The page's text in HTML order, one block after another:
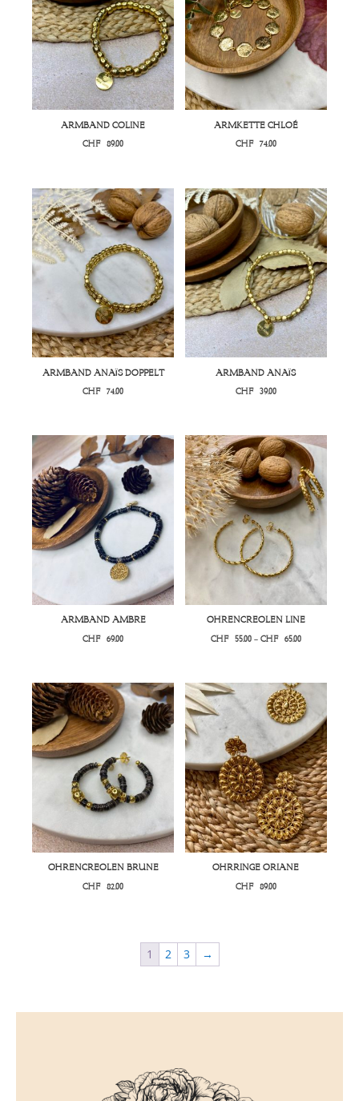
ARMBAND COLINE
CHF 89.00
ARMKETTE CHLOÉ
CHF 74.00
ARMBAND ANAÏS DOPPELT
CHF 74.00
ARMBAND ANAÏS
CHF 39.00
ARMBAND AMBRE
CHF 69.00
OHRENCREOLEN LINE
CHF 55.00 – CHF 65.00Preisspanne:
CHF65.00
OHRENCREOLEN BRUNE
CHF 82.00
OHRRINGE ORIANE
CHF 89.00
1 2 3 →